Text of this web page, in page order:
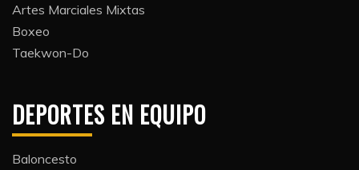
Artes Marciales Mixtas
Boxeo
Taekwon-Do
DEPORTES EN EQUIPO
Baloncesto